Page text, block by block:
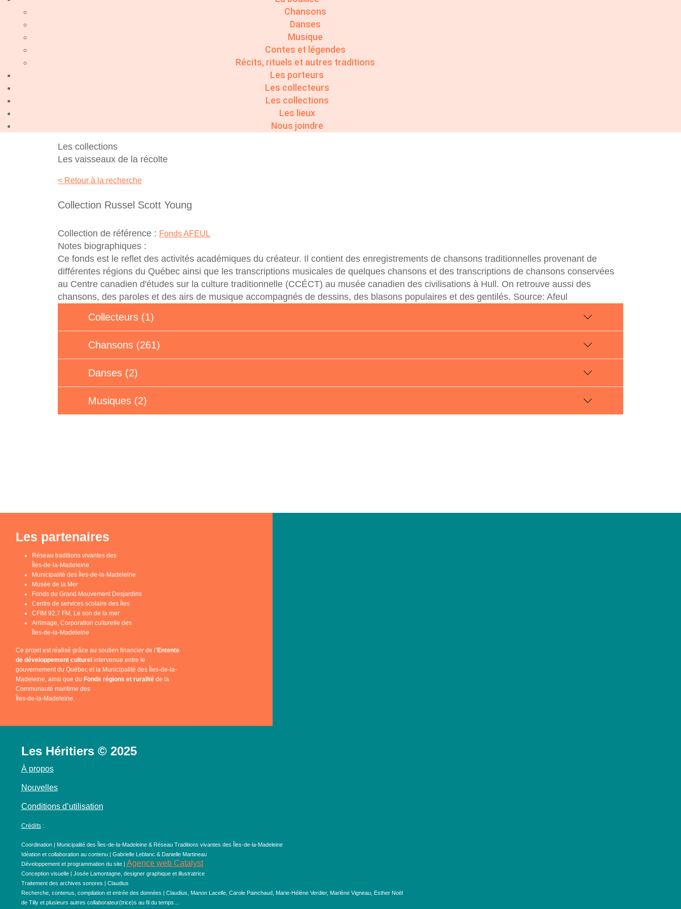
Chansons
Danses
Musique
Contes et légendes
Récits, rituels et autres traditions
Les porteurs
Les collecteurs
Les collections
Les lieux
Nous joindre
Les collections
Les vaisseaux de la récolte
< Retour à la recherche
Collection Russel Scott Young
Collection de référence : Fonds AFEUL
Notes biographiques :
Ce fonds est le reflet des activités académiques du créateur. Il contient des enregistrements de chansons traditionnelles provenant de
différentes régions du Québec ainsi que les transcriptions musicales de quelques chansons et des transcriptions de chansons conservées
au Centre canadien d'études sur la culture traditionnelle (CCÉCT) au musée canadien des civilisations à Hull. On retrouve aussi des
chansons, des paroles et des airs de musique accompagnés de dessins, des blasons populaires et des gentilés. Source: Afeul
Collecteurs (1)
Chansons (261)
Danses (2)
Musiques (2)
Les partenaires
Réseau traditions vivantes des
Îles-de-la-Madeleine
Municipalité des Îles-de-la-Madeleine
Musée de la Mer
Fonds du Grand Mouvement Desjardins
Centre de services scolaire des Îles
CFIM 92,7 FM, Le son de la mer
Arrimage, Corporation culturelle des
Îles-de-la-Madeleine
Ce projet est réalisé grâce au soutien financier de l’Entente
de développement culturel intervenue entre le
gouvernement du Québec et la Municipalité des Îles-de-la-
Madeleine, ainsi que du Fonds régions et ruralité de la
Communauté maritime des
Îles-de-la-Madeleine.
Les Héritiers © 2025
À propos
Nouvelles
Conditions d’utilisation
Crédits:
Coordination | Municipalité des Îles-de-la-Madeleine & Réseau Traditions vivantes des Îles-de-la-Madeleine
Idéation et collaboration au contenu | Gabrielle Leblanc & Danielle Martineau
Développement et programmation du site | Agence web Catalyst
Conception visuelle | Josée Lamontagne, designer graphique et illustratrice
Traitement des archives sonores | Claudius
Recherche, contenus, compilation et entrée des données | Claudius, Manon Lacelle, Carole Painchaud, Marie-Hélène Verdier, Marlène Vigneau, Esther Noël
de Tilly et plusieurs autres collaborateur(trice)s au fil du temps…